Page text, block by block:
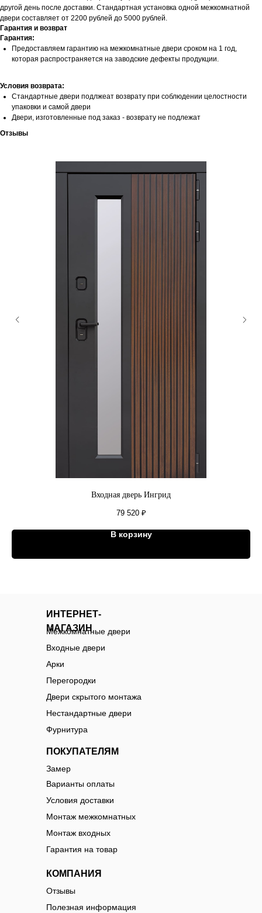
другой день после доставки. Стандартная установка одной межкомнатной
двери составляет от 2200 рублей до 5000 рублей.
Гарантия и возврат
Гарантия:
Предоставляем гарантию на межкомнатные двери сроком на 1 год,
которая распространяется на заводские дефекты продукции.
Условия возврата:
Стандартные двери подлжеат возврату при соблюдении целостности
упаковки и самой двери
Двери, изготовленные под заказ - возврату не подлежат
Отзывы
Входная дверь Ингрид
79 520 ₽
В корзину
ИНТЕРНЕТ-
МАГАЗИН
Межкомнатные двери
Входные двери
Арки
Перегородки
Двери скрытого монтажа
Нестандартные двери
Фурнитура
ПОКУПАТЕЛЯМ
Замер
Варианты оплаты
Условия доставки
Монтаж межкомнатных
Монтаж входных
Гарантия на товар
КОМПАНИЯ
Отзывы
Полезная информация